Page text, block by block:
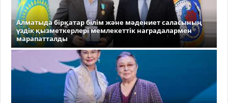
Алматыда бірқатар білім және мәдениет саласының
үздік қызметкерлері мемлекеттік наградалармен
марапатталды